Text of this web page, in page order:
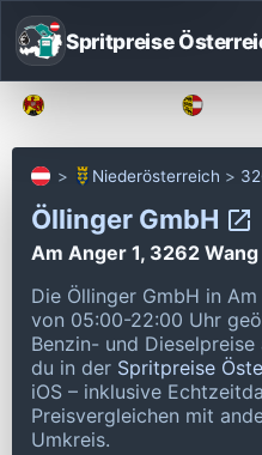
Spritpreise
Niederösterreich
Öllinger GmbH
Am Anger 1, 3262 Wang
Die Öllinger GmbH in
von 05:00-22:00 Uhr
Benzin- und
du in der Spritpreise
iOS – inklusive
Preisvergleichen mit
Umkreis.